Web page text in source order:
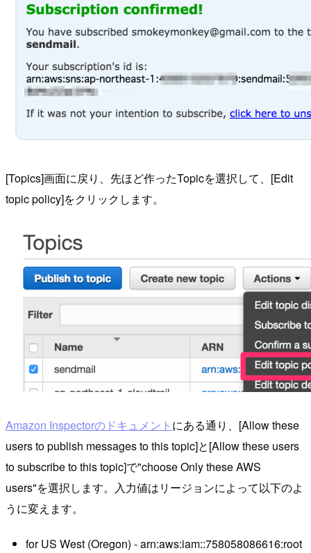
[Topics]画面に戻り、先ほど作ったTopicを選択して、[Edit
topic policy]をクリックします。
Amazon Inspectorのドキュメント にある通り、[Allow these
users to publish messages to this topic]と[Allow these users
to subscribe to this topic]で"choose Only these AWS
users"を選択します。入力値はリージョンによって以下のよ
うに変えます。
for US West (Oregon) - arn:aws:iam::758058086616:root